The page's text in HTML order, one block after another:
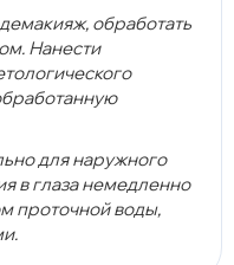
обработать
Нанести
для наружного
в глаза немедленно
проточной воды,